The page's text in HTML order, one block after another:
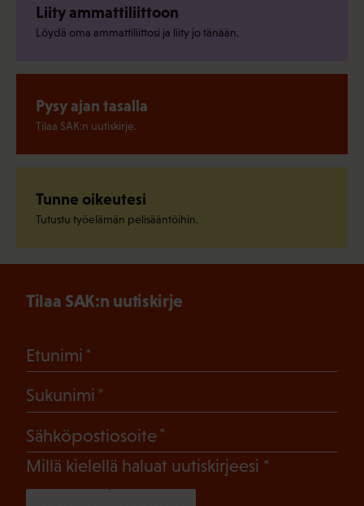
Liity ammattiliittoon
Löydä oma ammattiliittosi ja liity jo tänään.
Pysy ajan tasalla
Tilaa SAK:n uutiskirje.
Tunne oikeutesi
Tutustu työelämän pelisääntöihin.
Tilaa SAK:n uutiskirje
Etunimi
Sukunimi
Sähköpostiosoite
Millä kielellä haluat uutiskirjeesi (Pakollinen)